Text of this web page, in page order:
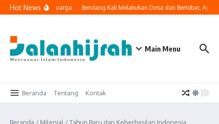
Lewati ke konten
Hot News
ke Ruang Keluarga Berulang Kali Melakukan Dosa dan Bertobat,
Main Menu
Beranda Tentang Kontak
Beranda / Milenial /Tahun Baru dan Keberhasilan Indonesia